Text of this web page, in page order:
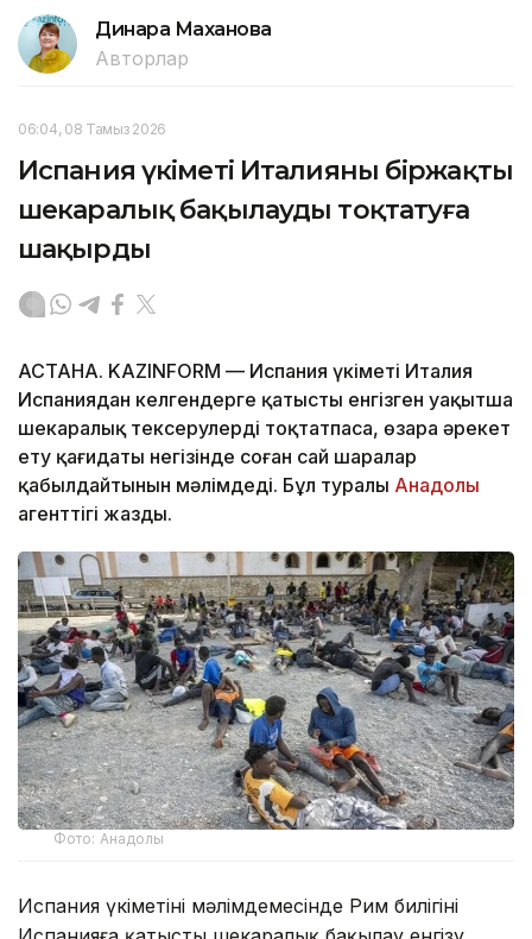
Динара Маханова
Авторлар
06:04, 08 Тамыз 2026
Испания үкіметі Италияны біржақты
шекаралық бақылауды тоқтатуға
шақырды
АСТАНА. KAZINFORM — Испания үкіметі Италия
Испаниядан келгендерге қатысты енгізген уақытша
шекаралық тексерулерді тоқтатпаса, өзара әрекет
ету қағидаты негізінде соған сай шаралар
қабылдайтынын мәлімдеді. Бұл туралы Анадолы
агенттігі жазды.
Фото: Анадолы
Испания үкіметінің мәлімдемесінде Рим билігінің